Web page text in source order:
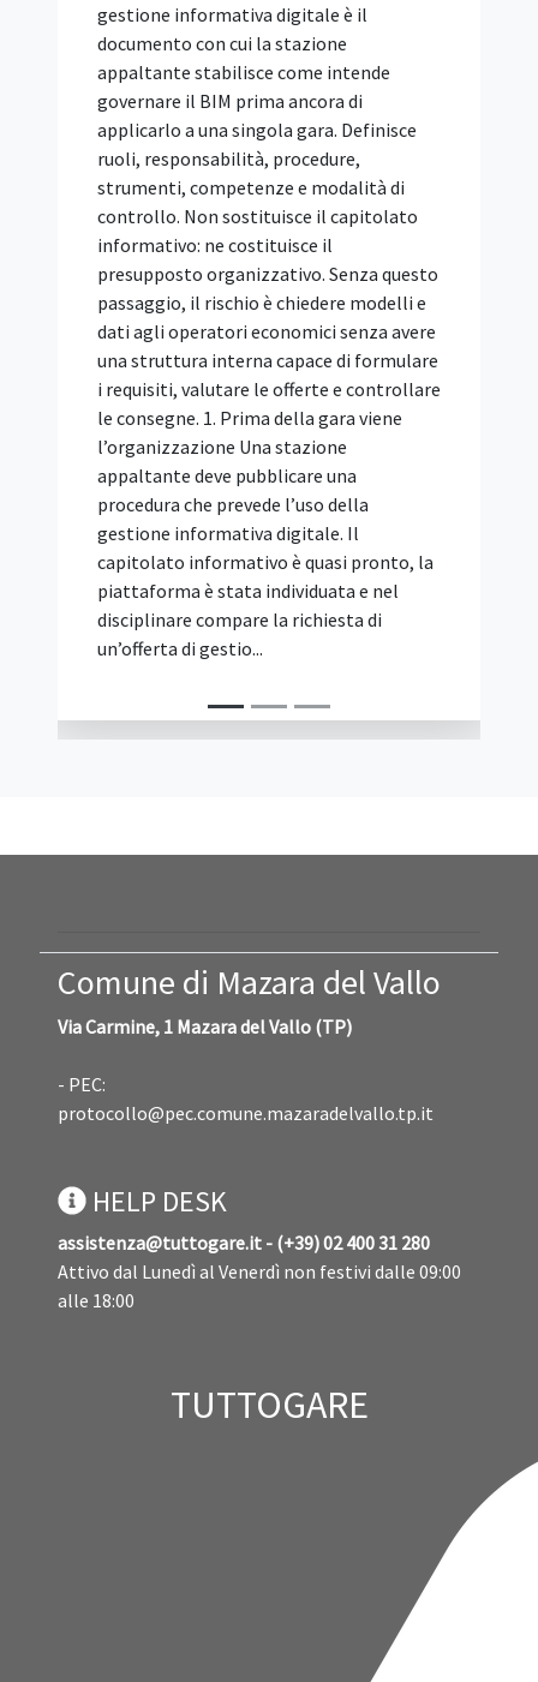
gestione informativa digitale è il
documento con cui la stazione
appaltante stabilisce come intende
governare il BIM prima ancora di
applicarlo a una singola gara. Definisce
ruoli, responsabilità, procedure,
strumenti, competenze e modalità di
controllo. Non sostituisce il capitolato
informativo: ne costituisce il
presupposto organizzativo. Senza questo
passaggio, il rischio è chiedere modelli e
dati agli operatori economici senza avere
una struttura interna capace di formulare
i requisiti, valutare le offerte e controllare
le consegne. 1. Prima della gara viene
l’organizzazione Una stazione
appaltante deve pubblicare una
procedura che prevede l’uso della
gestione informativa digitale. Il
capitolato informativo è quasi pronto, la
piattaforma è stata individuata e nel
disciplinare compare la richiesta di
un’offerta di gestio...
Comune di Mazara del Vallo
Via Carmine, 1 Mazara del Vallo (TP)
- PEC:
protocollo@pec.comune.mazaradelvallo.tp.it
HELP DESK
assistenza@tuttogare.it - (+39) 02 400 31 280
Attivo dal Lunedì al Venerdì non festivi dalle 09:00
alle 18:00
TUTTOGARE